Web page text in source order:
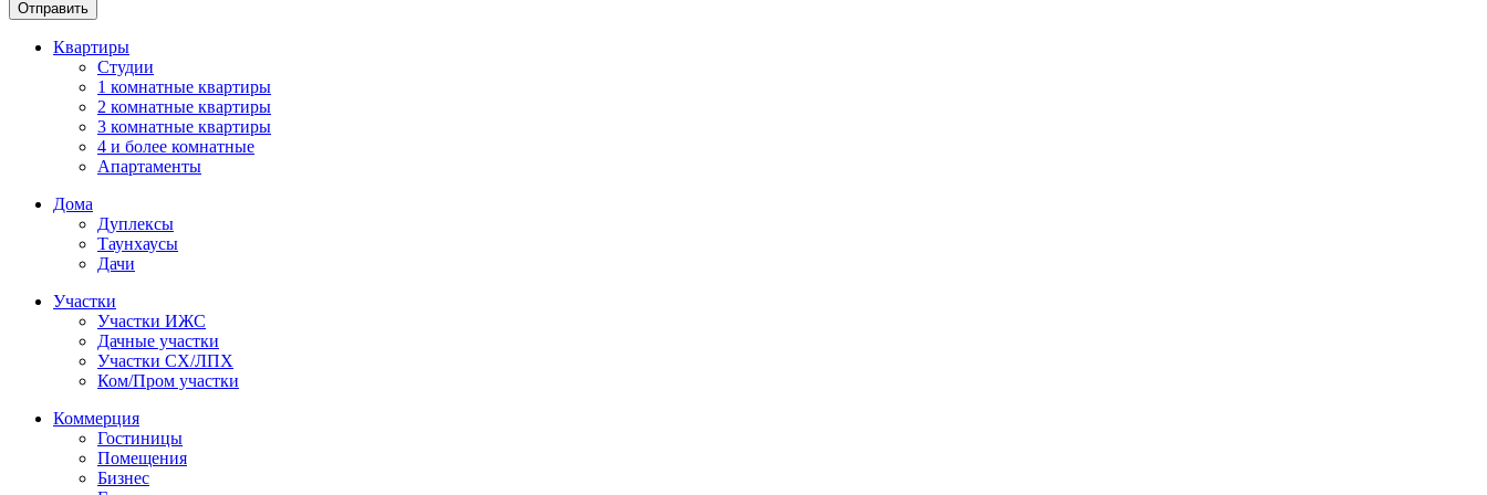
Отправить
Квартиры
Студии
1 комнатные квартиры
2 комнатные квартиры
3 комнатные квартиры
4 и более комнатные
Апартаменты
Дома
Дуплексы
Таунхаусы
Дачи
Участки
Участки ИЖС
Дачные участки
Участки СХ/ЛПХ
Ком/Пром участки
Коммерция
Гостиницы
Помещения
Бизнес